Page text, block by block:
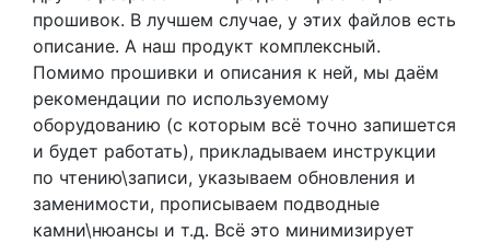
прошивок. В лучшем случае, у этих файлов есть
описание. А наш продукт комплексный.
Помимо прошивки и описания к ней, мы даём
рекомендации по используемому
оборудованию (с которым всё точно запишется
и будет работать), прикладываем инструкции
по чтению\записи, указываем обновления и
заменимости, прописываем подводные
камни\нюансы и т.д. Всё это минимизирует